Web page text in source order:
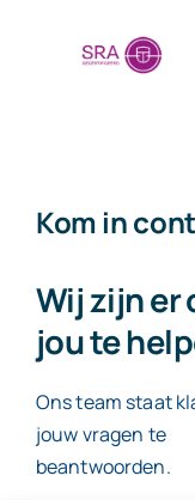
Kom in
Wij zijn er
jou te
Ons team staat
jouw vragen te
beantwoorden.